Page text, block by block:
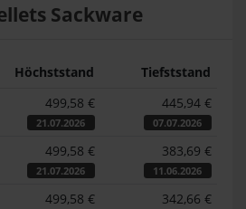
Sackware
Höchststand
Tiefststand
499,58 €
21.07.2026
445,94 €
07.07.2026
499,58 €
21.07.2026
383,69 €
11.06.2026
499,58 € 342,66 €